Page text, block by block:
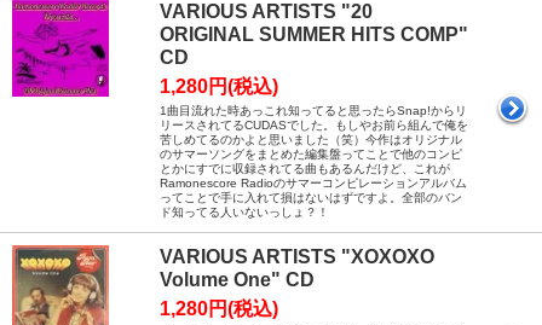
VARIOUS ARTISTS "20
ORIGINAL SUMMER HITS COMP"
CD
1,280円(税込)
1曲目流れた時あっこれ知ってると思ったらSnap!からリ
リースされてるCUDASでした。もしやお前ら組んで俺を
苦しめてるのかよと思いました（笑）今作はオリジナル
のサマーソングをまとめた編集盤ってことで他のコンピ
とかにすでに収録されてる曲もあるんだけど、これが
Ramonescore Radioのサマーコンピレーションアルバム
ってことで手に入れて損はないはずですよ。全部のバン
ド知ってる人いないっしょ？！
VARIOUS ARTISTS "XOXOXO
Volume One" CD
1,280円(税込)